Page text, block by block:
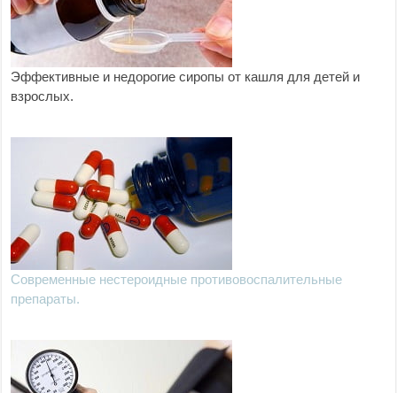
Эффективные и недорогие сиропы от кашля для детей и
взрослых.
Современные нестероидные противовоспалительные
препараты.